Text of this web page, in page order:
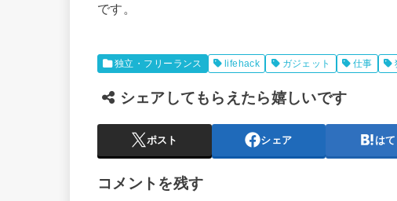
です。
独立・フリーランス lifehack ガジェット 仕事
シェアしてもらえたら嬉しいです
ポスト シェア は
コメントを残す